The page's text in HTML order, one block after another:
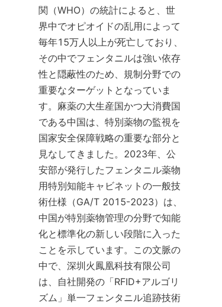
関（WHO）の統計によると、世
界中でオピオイドの乱用によって
毎年15万人以上が死亡しており、
その中でフェンタニルは強い依存
性と隠蔽性のため、規制分野での
重要なターゲットとなっていま
す。麻薬の大生産国かつ大消費国
である中国は、特別薬物の監視を
国家安全保障戦略の重要な部分と
見なしてきました。2023年、公
安部が発行したフェンタニル薬物
用特別知能キャビネットの一般技
術仕様（GA/T 2015-2023）は、
中国が特別薬物管理の分野で知能
化と標準化の新しい段階に入った
ことを示しています。この文脈の
中で、深圳火鳳凰科技有限公司
は、自社開発の「RFID+アルゴリ
ズム」単一フェンタニル追跡技術